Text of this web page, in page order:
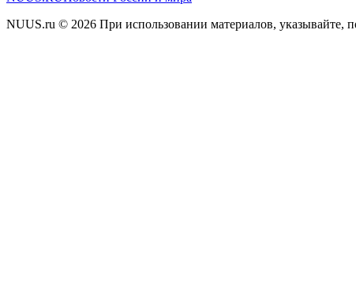
NUUS.ru © 2026 При использовании материалов, указывайте,